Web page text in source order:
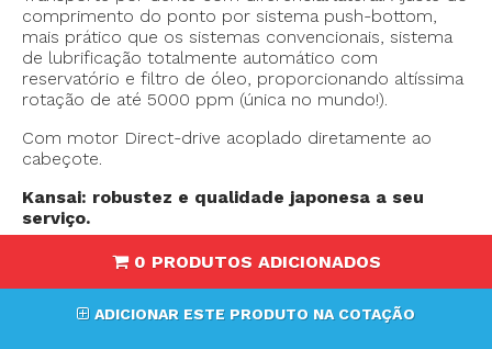
comprimento do ponto por sistema push-bottom,
mais prático que os sistemas convencionais, sistema
de lubrificação totalmente automático com
reservatório e filtro de óleo, proporcionando altíssima
rotação de até 5000 ppm (única no mundo!).
Com motor Direct-drive acoplado diretamente ao
cabeçote.
Kansai: robustez e qualidade japonesa a seu
serviço.
0 PRODUTOS ADICIONADOS
ADICIONAR ESTE PRODUTO NA COTAÇÃO